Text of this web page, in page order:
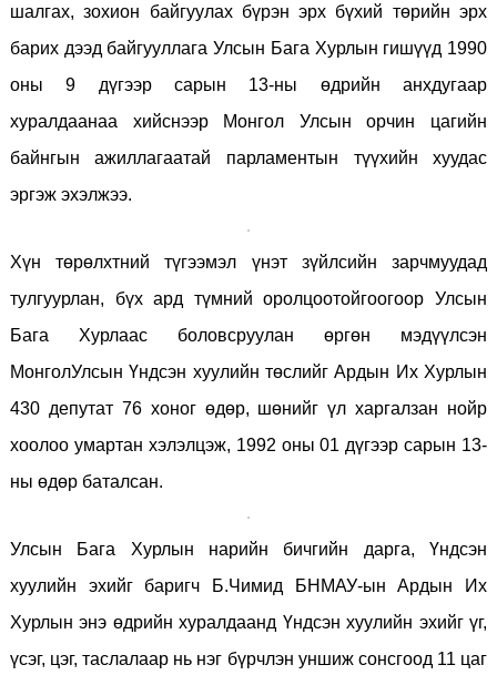
шалгах, зохион байгуулах бүрэн эрх бүхий төрийн эрх
барих дээд байгууллага Улсын Бага Хурлын гишүүд 1990
оны 9 дүгээр сарын 13-ны өдрийн анхдугаар
хуралдаанаа хийснээр Монгол Улсын орчин цагийн
байнгын ажиллагаатай парламентын түүхийн хуудас
эргэж эхэлжээ.
Хүн төрөлхтний түгээмэл үнэт зүйлсийн зарчмуудад
тулгуурлан, бүх ард түмний оролцоотойгоогоор Улсын
Бага Хурлаас боловсруулан өргөн мэдүүлсэн
МонголУлсын Үндсэн хуулийн төслийг Ардын Их Хурлын
430 депутат 76 хоног өдөр, шөнийг үл харгалзан нойр
хоолоо умартан хэлэлцэж, 1992 оны 01 дүгээр сарын 13-
ны өдөр баталсан.
Улсын Бага Хурлын нарийн бичгийн дарга, Үндсэн
хуулийн эхийг баригч Б.Чимид БНМАУ-ын Ардын Их
Хурлын энэ өдрийн хуралдаанд Үндсэн хуулийн эхийг үг,
үсэг, цэг, таслалаар нь нэг бүрчлэн уншиж сонсгоод 11 цаг